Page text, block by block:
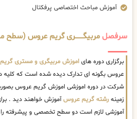
آموزش مباحث اختصاصی پرفکتال
سرفصلمربیگــــــــری گریم عروس
برگزاری دوره های اموزش مربیگری و مستری
عروس بگونه ای تدارک دیده شده است که کلیه
شرکت در دوره اموزشی اموزش گریم عروس
زمینه رشته گریم عروسآموزش خواهند دید .
آموزشی لازم است دو سطح تخصصی و پیشرفته را